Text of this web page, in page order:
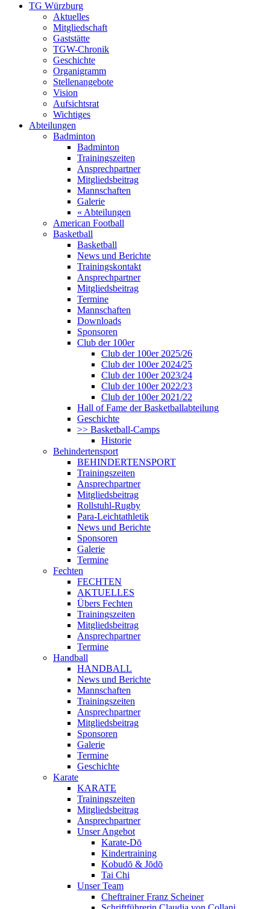
TG Würzburg
Aktuelles
Mitgliedschaft
Gaststätte
TGW-Chronik
Geschichte
Organigramm
Stellenangebote
Vision
Aufsichtsrat
Wichtiges
Abteilungen
Badminton
Badminton
Trainingszeiten
Ansprechpartner
Mitgliedsbeitrag
Mannschaften
Galerie
« Abteilungen
American Football
Basketball
Basketball
News und Berichte
Trainingskontakt
Ansprechpartner
Mitgliedsbeitrag
Termine
Mannschaften
Downloads
Sponsoren
Club der 100er
Club der 100er 2025/26
Club der 100er 2024/25
Club der 100er 2023/24
Club der 100er 2022/23
Club der 100er 2021/22
Hall of Fame der Basketballabteilung
Geschichte
>> Basketball-Camps
Historie
Behindertensport
BEHINDERTENSPORT
Trainingszeiten
Ansprechpartner
Mitgliedsbeitrag
Rollstuhl-Rugby
Para-Leichtathletik
News und Berichte
Sponsoren
Galerie
Termine
Fechten
FECHTEN
AKTUELLES
Übers Fechten
Trainingszeiten
Mitgliedsbeitrag
Ansprechpartner
Termine
Handball
HANDBALL
News und Berichte
Mannschaften
Trainingszeiten
Ansprechpartner
Mitgliedsbeitrag
Sponsoren
Galerie
Termine
Geschichte
Karate
KARATE
Trainingszeiten
Mitgliedsbeitrag
Ansprechpartner
Unser Angebot
Karate-Dō
Kindertraining
Kobudō & Jōdō
Tai Chi
Unser Team
Cheftrainer Franz Scheiner